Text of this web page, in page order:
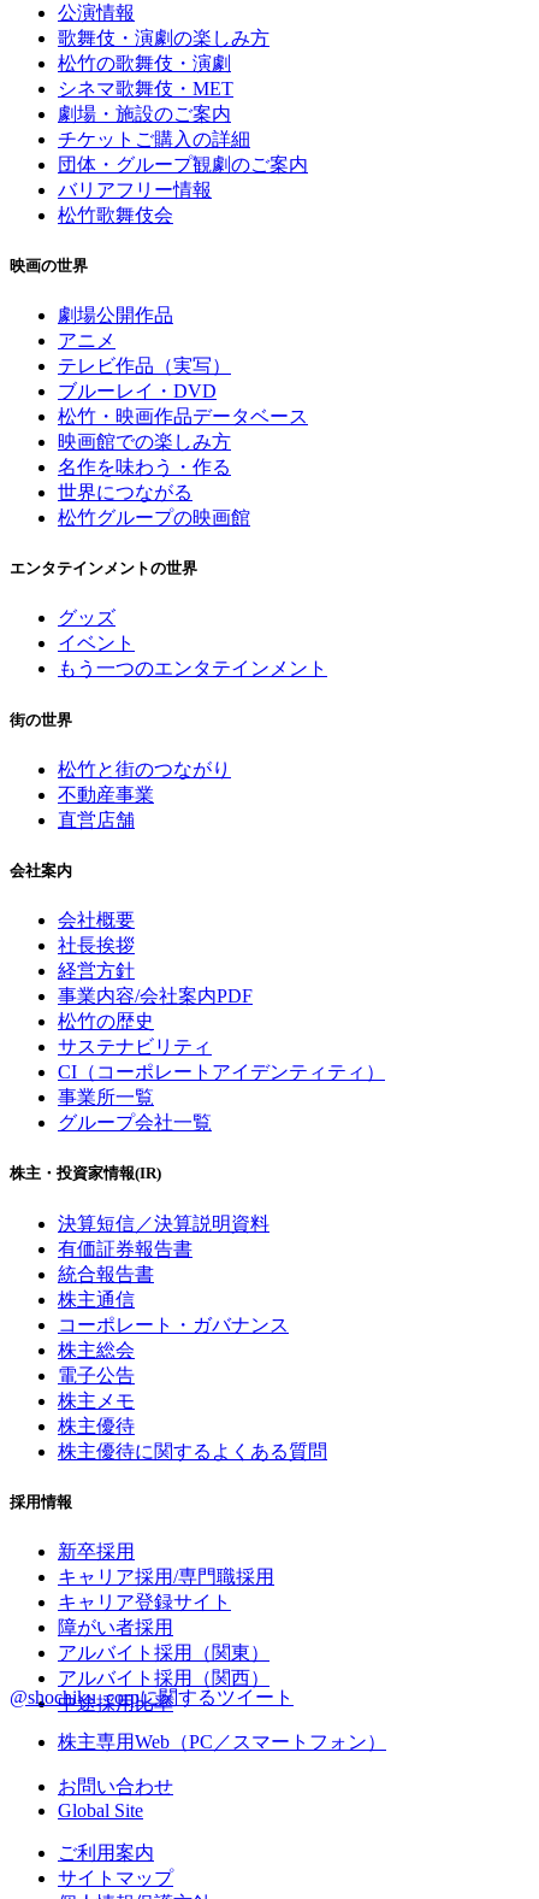
公演情報
歌舞伎・演劇の楽しみ方
松竹の歌舞伎・演劇
シネマ歌舞伎・MET
劇場・施設のご案内
チケットご購入の詳細
団体・グループ観劇のご案内
バリアフリー情報
松竹歌舞伎会
映画の世界
劇場公開作品
アニメ
テレビ作品（実写）
ブルーレイ・DVD
松竹・映画作品データベース
映画館での楽しみ方
名作を味わう・作る
世界につながる
松竹グループの映画館
エンタテインメントの世界
グッズ
イベント
もう一つのエンタテインメント
街の世界
松竹と街のつながり
不動産事業
直営店舗
会社案内
会社概要
社長挨拶
経営方針
事業内容/会社案内PDF
松竹の歴史
サステナビリティ
CI（コーポレートアイデンティティ）
事業所一覧
グループ会社一覧
株主・投資家情報(IR)
決算短信／決算説明資料
有価証券報告書
統合報告書
株主通信
コーポレート・ガバナンス
株主総会
電子公告
株主メモ
株主優待
株主優待に関するよくある質問
採用情報
新卒採用
キャリア採用/専門職採用
キャリア登録サイト
障がい者採用
アルバイト採用（関東）
アルバイト採用（関西）
中途採用比率
@shochiku_corpに関するツイート
株主専用Web（PC／スマートフォン）
お問い合わせ
Global Site
ご利用案内
サイトマップ